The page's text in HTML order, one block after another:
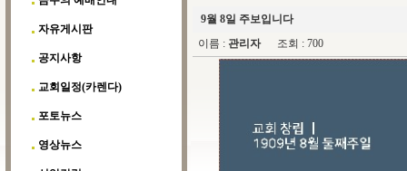
자유게시판
공지사항
교회일정(카렌다)
포토뉴스
영상뉴스
9월 8일 주보입니다
이름 : 관리자조회 : 700